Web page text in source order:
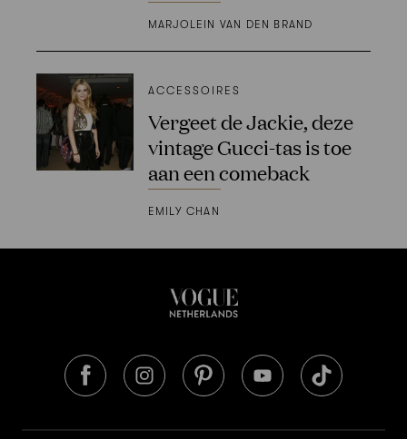
MARJOLEIN VAN DEN BRAND
ACCESSOIRES
Vergeet de Jackie, deze
vintage Gucci-tas is toe
aan een comeback
EMILY CHAN